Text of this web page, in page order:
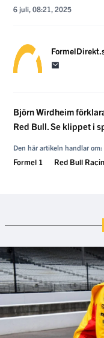
6 juli, 08:21, 2025
Björn Wirdheim
Red Bull. Se klippet i
Den här artikeln handlar om:
Formel 1 Red Bull